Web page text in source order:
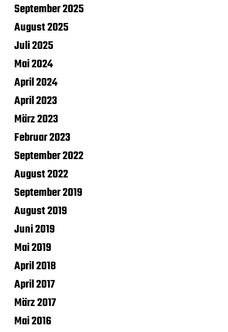
September 2025
August 2025
Juli 2025
Mai 2024
April 2024
April 2023
März 2023
Februar 2023
September 2022
August 2022
September 2019
August 2019
Juni 2019
Mai 2019
April 2018
April 2017
März 2017
Mai 2016